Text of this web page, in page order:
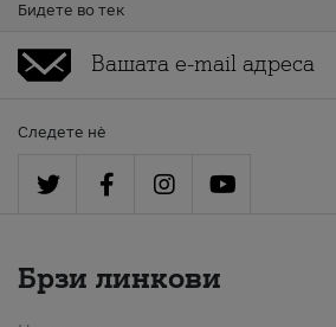
Бидете во тек
Следете нè
Брзи линкови